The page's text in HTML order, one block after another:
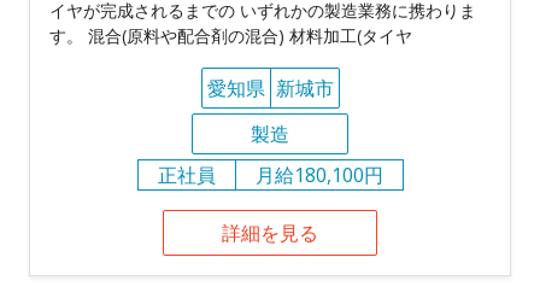
イヤが完成されるまでの いずれかの製造業務に携わりま
す。 混合(原料や配合剤の混合) 材料加工(タイヤ
愛知県 新城市
製造
正社員
月給180,100円
詳細を見る